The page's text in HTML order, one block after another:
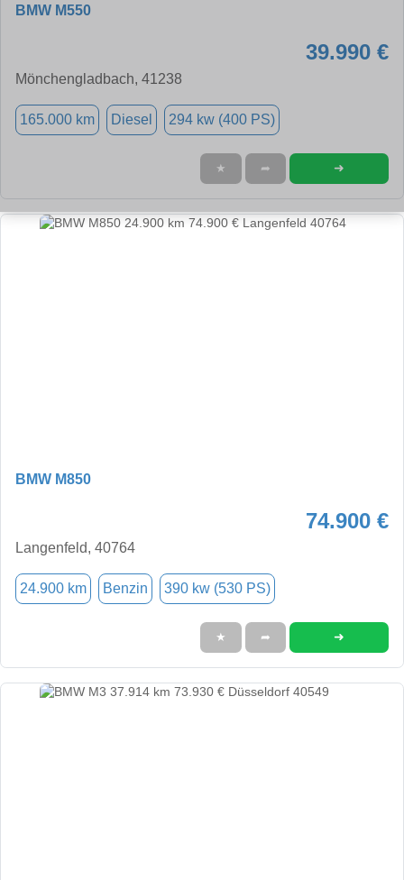
BMW M550
39.990 €
Mönchengladbach, 41238
165.000 km Diesel 294 kw (400 PS)
★ ➦ ➜
BMW M850
74.900 €
Langenfeld, 40764
24.900 km Benzin 390 kw (530 PS)
★ ➦ ➜